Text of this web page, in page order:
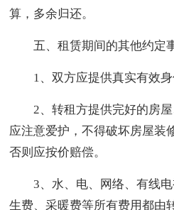
算，多余归还。
五、租赁期间的其他约定
1、双方应提供真实有效身
2、转租方提供完好的房屋
应注意爱护，不得破坏房屋装
否则应按价赔偿。
3、水、电、网络、有线电
生费、采暖费等所有费用都由